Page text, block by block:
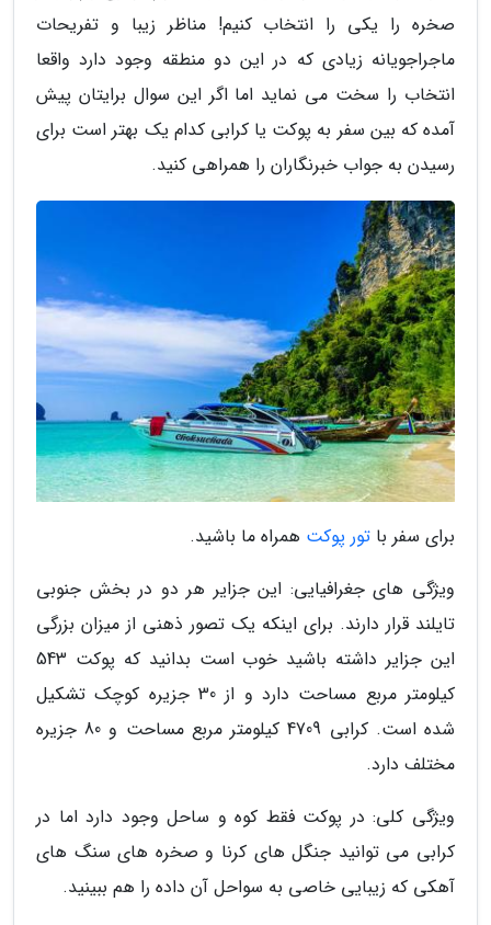
صخره را یکی را انتخاب کنیم! مناظر زیبا و تفریحات
ماجراجویانه زیادی که در این دو منطقه وجود دارد واقعا
انتخاب را سخت می نماید اما اگر این سوال برایتان پیش
آمده که بین سفر به پوکت یا کرابی کدام یک بهتر است برای
رسیدن به جواب خبرنگاران را همراهی کنید.
برای سفر با تور پوکت همراه ما باشید.
ویژگی های جغرافیایی: این جزایر هر دو در بخش جنوبی
تایلند قرار دارند. برای اینکه یک تصور ذهنی از میزان بزرگی
این جزایر داشته باشید خوب است بدانید که پوکت 543
کیلومتر مربع مساحت دارد و از 30 جزیره کوچک تشکیل
شده است. کرابی 4709 کیلومتر مربع مساحت و 80 جزیره
مختلف دارد.
ویژگی کلی: در پوکت فقط کوه و ساحل وجود دارد اما در
کرابی می توانید جنگل های کرنا و صخره های سنگ های
آهکی که زیبایی خاصی به سواحل آن داده را هم ببینید.